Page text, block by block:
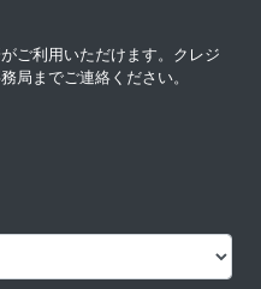
ご利用いただけます。クレジ
局までご連絡ください。